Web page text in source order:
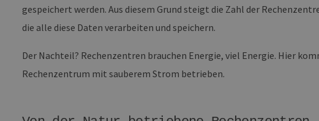
gespeichert werden. Aus diesem Grund steigt die Zahl der
die alle diese Daten verarbeiten und speichern.
Der Nachteil? Rechenzentren brauchen Energie, viel Energie. Hier
Rechenzentrum mit sauberem Strom betrieben.